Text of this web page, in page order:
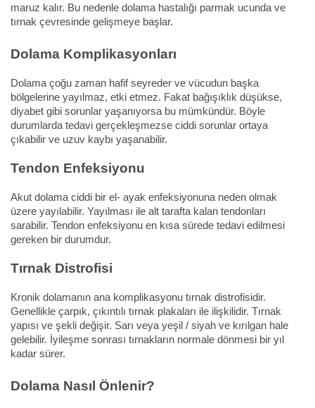
maruz kalır. Bu nedenle dolama hastalığı parmak ucunda ve
tırnak çevresinde gelişmeye başlar.
Dolama Komplikasyonları
Dolama çoğu zaman hafif seyreder ve vücudun başka
bölgelerine yayılmaz, etki etmez. Fakat bağışıklık düşükse,
diyabet gibi sorunlar yaşanıyorsa bu mümkündür. Böyle
durumlarda tedavi gerçekleşmezse ciddi sorunlar ortaya
çıkabilir ve uzuv kaybı yaşanabilir.
Tendon Enfeksiyonu
Akut dolama ciddi bir el- ayak enfeksiyonuna neden olmak
üzere yayılabilir. Yayılması ile alt tarafta kalan tendonları
sarabilir. Tendon enfeksiyonu en kısa sürede tedavi edilmesi
gereken bir durumdur.
Tırnak Distrofisi
Kronik dolamanın ana komplikasyonu tırnak distrofisidir.
Genellikle çarpık, çıkıntılı tırnak plakaları ile ilişkilidir. Tırnak
yapısı ve şekli değişir. Sarı veya yeşil / siyah ve kırılgan hale
gelebilir. İyileşme sonrası tırnakların normale dönmesi bir yıl
kadar sürer.
Dolama Nasıl Önlenir?